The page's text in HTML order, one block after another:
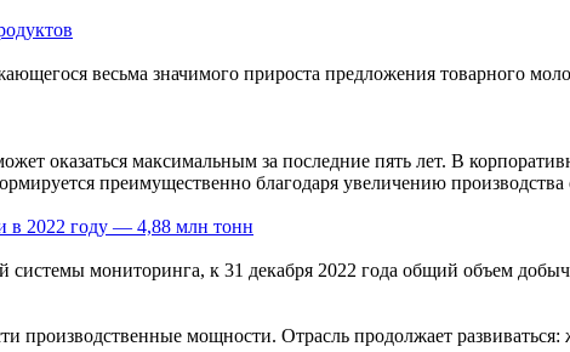
весьма значимого прироста предложения товарного
оказаться максимальным за последние пять лет. В
преимущественно благодаря увеличению
в 2022 году — 4,88 млн тонн
системы мониторинга, к 31 декабря 2022 года общий объем
производственные мощности. Отрасль продолжает